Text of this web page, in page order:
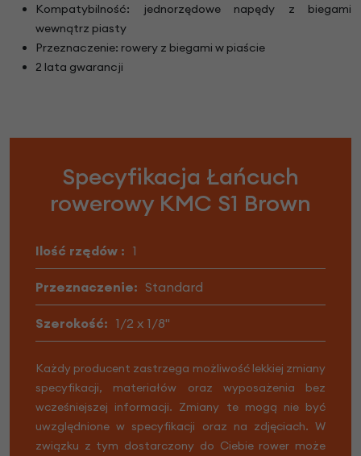
Kompatybilność: jednorzędowe napędy z biegami
wewnątrz piasty
Przeznaczenie: rowery z biegami w piaście
2 lata gwarancji
Specyfikacja Łańcuch
rowerowy KMC S1 Brown
Ilość rzędów : 1
Przeznaczenie: Standard
Szerokość: 1/2 x 1/8"
Każdy producent zastrzega możliwość lekkiej zmiany
specyfikacji, materiałów oraz wyposażenia bez
wcześniejszej informacji. Zmiany te mogą nie być
uwzględnione w specyfikacji oraz na zdjęciach. W
związku z tym dostarczony do Ciebie rower może